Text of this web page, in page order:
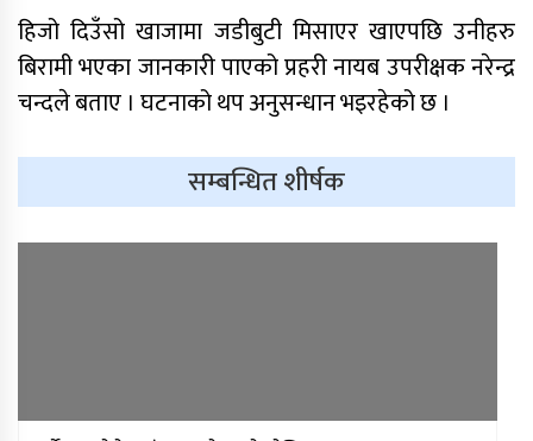
सेमिफाइनलबाटै बाहिरियो नेपाल
आगामी आर्थिक वर्षका लागि २१ खर्ब २४
थप ३०४ जना सहकारी पीडितले फिर्ता पाए
हिजो दिउँसो खाजामा जडीबुटी मिसाएर खाएपछि उनीहरु
बिरामी भएका जानकारी पाएको प्रहरी नायब उपरीक्षक नरेन्द्र
चन्दले बताए । घटनाको थप अनुसन्धान भइरहेको छ ।
सम्बन्धित शीर्षक